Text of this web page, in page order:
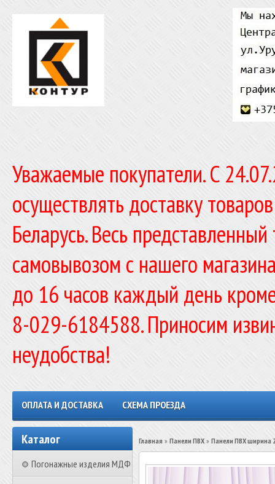
Уважаемые покупатели. C
осуществлять доставку
Беларусь. Весь
самовывозом с нашего
до 16 часов каждый день
8-029-6184588. Приносим
неудобства!
ОПЛАТА И ДОСТАВКА СХЕМА ПРОЕЗДА
Каталог
Погонажные изделия МДФ
Главная » Панели ПВХ » Панели ПВХ ширина